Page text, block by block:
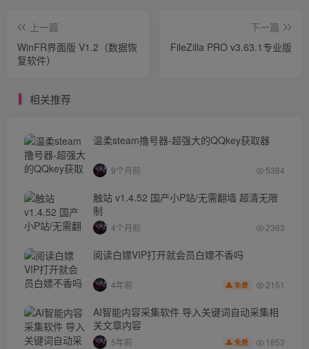
上一篇
WinFR界面版 V1.2（数据恢
复软件）
下一篇
FileZilla PRO v3.63.1专业版
相关推荐
温柔steam撸号器-超强大的QQkey获取器
9个月前 5384
触站 v1.4.52 国产小P站/无需翻墙 超清无限
制
4个月前 2363
阅读白嫖VIP打开就会员白嫖不香吗
4年前 免费 2151
AI智能内容采集软件 导入关键词自动采集相
关文章内容
5年前 免费 1853